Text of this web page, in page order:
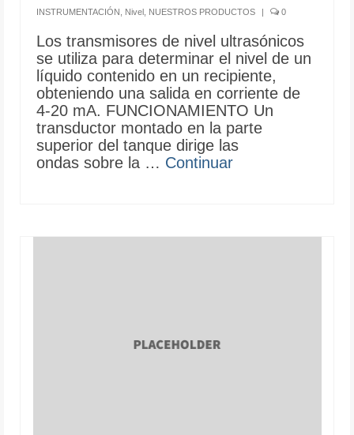
INSTRUMENTACIÓN
Nivel NUESTROS PRODUCTOS | 0
Los transmisores de nivel ultrasónicos
se utiliza para determinar el nivel de un
líquido contenido en un recipiente,
obteniendo una salida en corriente de
4-20 mA. FUNCIONAMIENTO Un
transductor montado en la parte
superior del tanque dirige las
ondas sobre la … Continuar